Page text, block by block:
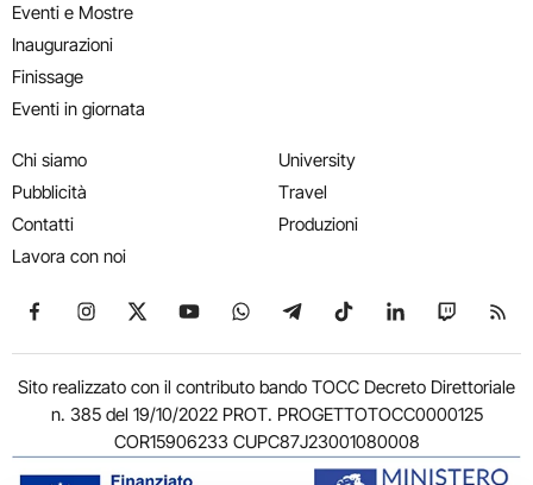
Eventi e Mostre
Inaugurazioni
Finissage
Eventi in giornata
Chi siamo
Pubblicità
Contatti
Lavora con noi
University
Travel
Produzioni
Seguici su Facebook
Seguici su Instagram
Seguici su X
Seguici su YouTube
Seguici su WhatsApp
Seguici su Telegram
Seguici su TikTok
Seguici su
Seguici
Sito realizzato con il contributo bando TOCC Decreto Direttoriale
n. 385 del 19/10/2022 PROT. PROGETTOTOCC0000125
COR15906233 CUPC87J23001080008